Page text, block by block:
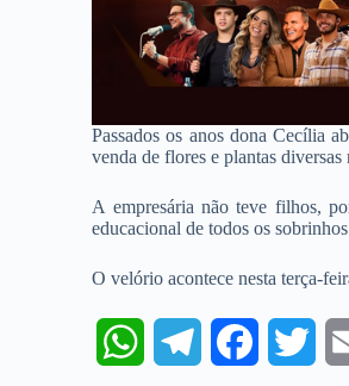
Passados os anos dona Cecília
venda de flores e plantas
A empresária não teve filhos,
educacional de todos os
O velório acontece nesta terça-
W